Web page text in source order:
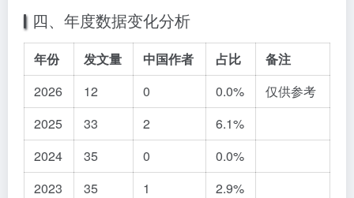
四、年度数据变化分析
年份 发文量 中国作者 占比
备注
2026
12 0 0.0%
仅供参考
2025
33 2
6.1%
2024
35 0
0.0%
2023
35 1
2.9%